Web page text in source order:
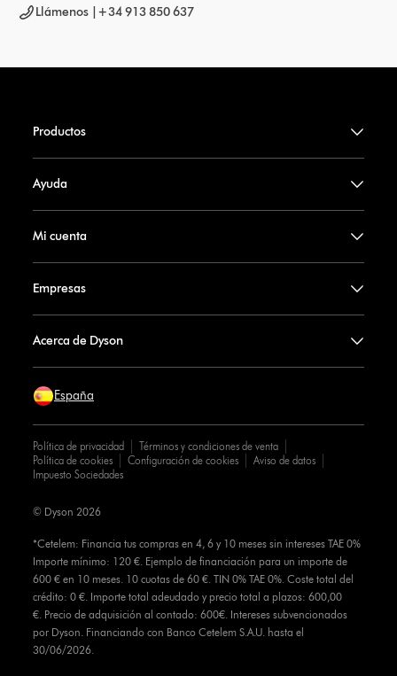
Llámenos | +34 913 850 637
Productos
Ayuda
Mi cuenta
Empresas
Acerca de Dyson
España
Política de privacidad
Términos y condiciones de venta
Política de cookies
Configuración de cookies
Aviso de datos
Impuesto Sociedades
*Cetelem: Financia tus compras en 4, 6 y 10 meses sin intereses TAE 0%
Importe mínimo: 120 €. Ejemplo de financiación para un importe de
600 € en 10 meses. 10 cuotas de 60 €. TIN 0% TAE 0%. Coste total del
crédito: 0 €. Importe total adeudado y precio total a plazos: 600,00
€. Precio de adquisición al contado: 600€. Intereses subvencionados
por Dyson. Financiando con Banco Cetelem S.A.U. hasta el
30/06/2026.
© Dyson 2026